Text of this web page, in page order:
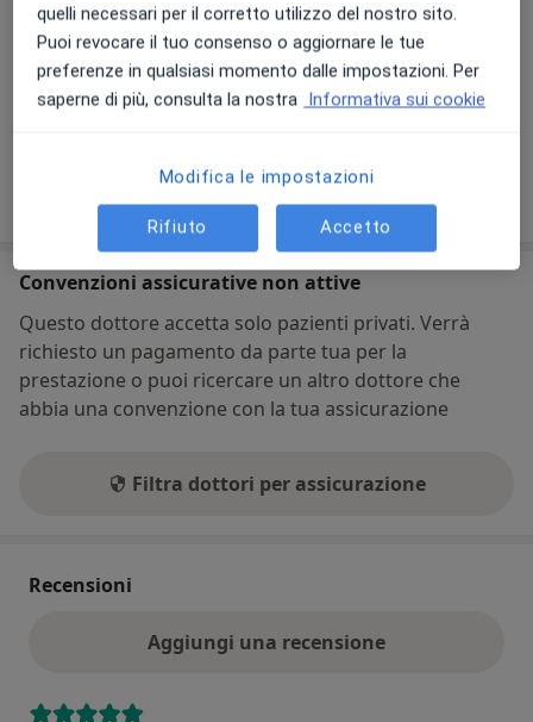
Disponibilità
Questo dottore non offre prenotazioni online a
questo indirizzo
Cosa posso fare adesso?
Mostra dettagli
sull'indirizzo
Convenzioni assicurative non attive
Questo dottore accetta solo pazienti privati. Verrà
richiesto un pagamento da parte tua per la
prestazione o puoi ricercare un altro dottore che
abbia una convenzione con la tua assicurazione
Filtra dottori per assicurazione
Recensioni
Aggiungi una recensione
quelli necessari per il corretto utilizzo del nostro sito.
Puoi revocare il tuo consenso o aggiornare le tue
preferenze in qualsiasi momento dalle impostazioni. Per
saperne di più, consulta la nostra Informativa sui cookie
Modifica le impostazioni
Rifiuto Accetto